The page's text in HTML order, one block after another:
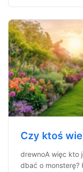
Czy ktoś
drewnoA więc kto
dbać o monsterę?